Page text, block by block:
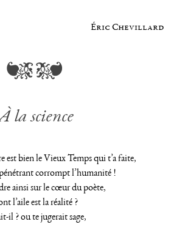
Éric Chevillard
la science
est bien le Vieux Temps qui t’a faite,
corrompt l’humanité !
ainsi sur le cœur du poète,
l’aile est la réalité ?
il ? ou te jugerait sage,